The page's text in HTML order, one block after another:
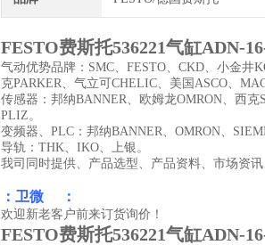
FESTO费斯托536221气缸ADN-
气动优势品牌：SMC、FESTO、CKD、小金井
克PARKER、气立可CHELIC、美国ASCO、
传感器：邦纳BANNER、欧姆龙OMRON、西
PLIZ。
变频器、PLC：邦纳BANNER、OMRON、
导轨：THK、IKO、上银。
我司同时提供、产品选型、产品资料、市场
：卫微 ：
欢迎新老客户前来订货询价！
FESTO费斯托536221气缸ADN-